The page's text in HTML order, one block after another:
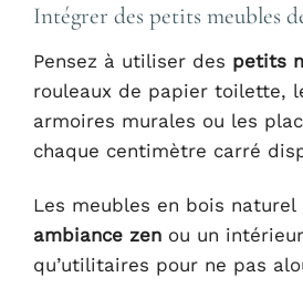
Intégrer des petits meubles
Pensez à utiliser des petits
rouleaux de papier toilette,
armoires murales ou les
chaque centimètre carré
Les meubles en bois
ambiance zen ou un
qu’utilitaires pour ne pas